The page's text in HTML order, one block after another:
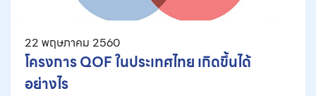
22 พฤษภาคม 2560
โครงการ QOF ในประเทศไทย เกิดขึ้นได้
อย่างไร